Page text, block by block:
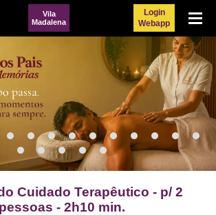
Login
WebappMenu
Vila
Madalena
Cuidado Terapêutico - p/ 2
pessoas - 2h10 min.